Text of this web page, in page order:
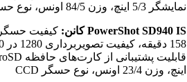
نمایشگر 5/3 اینچ، وزن 84/5 اونس، نوع حسگر CCD
PowerShot SD940 IS کانن:
اینچ، وزن 23/4 اونس، نوع حسگر CCD